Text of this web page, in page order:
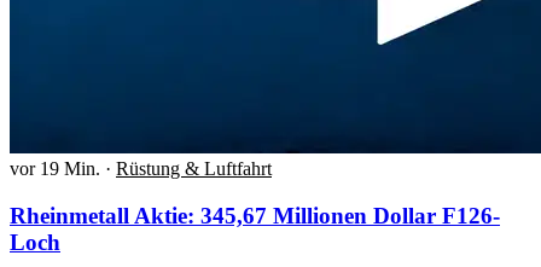
vor 19 Min. · Rüstung & Luftfahrt
Rheinmetall Aktie: 345,67 Millionen Dollar F126-
Loch